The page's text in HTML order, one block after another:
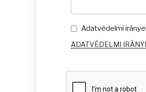
Adatvédelmi
ADATVÉDELMI